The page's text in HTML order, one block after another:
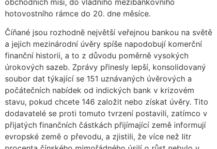
obchodních misí, do vládního mezibankovního
hotovostního rámce do 20. dne měsíce.
Číňané jsou rozhodně největší veřejnou bankou na světě
a jejich mezinárodní úvěry spíše napodobují komerční
finanční historii, a to z důvodu poměrně vysokých
úrokových sazeb. Zprávy přinesly lepší, konsolidovaný
soubor dat týkající se 151 uznávaných úvěrových a
počátečních nabídek od indických bank v krizovém
stavu, pokud chcete 146 založit nebo získat úvěry. Tito
dodavatelé se proti tomuto tvrzení postavili, zatímco v
přijatých finančních částkách přijímající země informují
evropské země o převodu, a zjistili, že více než litr